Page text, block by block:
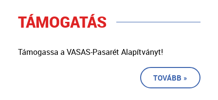
TÁMOGATÁS
Támogassa a VASAS-Pasarét Alapítványt!
TOVÁBB »